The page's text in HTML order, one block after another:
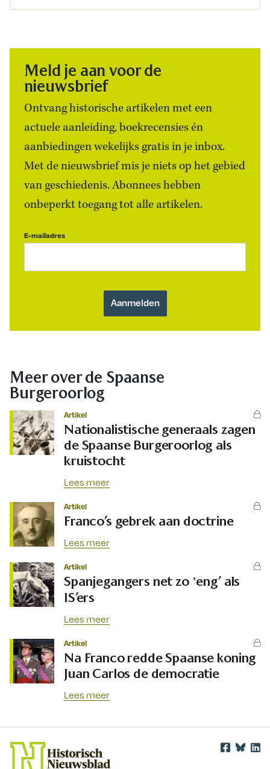
Meld je aan voor de
nieuwsbrief
Ontvang historische artikelen met een
actuele aanleiding, boekrecensies én
aanbiedingen wekelijks gratis in je inbox.
Met de nieuwsbrief mis je niets op het gebied
van geschiedenis. Abonnees hebben
onbeperkt toegang tot alle artikelen.
E-mailadres
Meer over de Spaanse
Burgeroorlog
Artikel
Nationalistische generaals zagen
de Spaanse Burgeroorlog als
kruistocht
Lees meer
Artikel
Franco’s gebrek aan doctrine
Lees meer
Artikel
Spanjegangers net zo ‛eng’ als
IS’ers
Lees meer
Artikel
Na Franco redde Spaanse koning
Juan Carlos de democratie
Lees meer